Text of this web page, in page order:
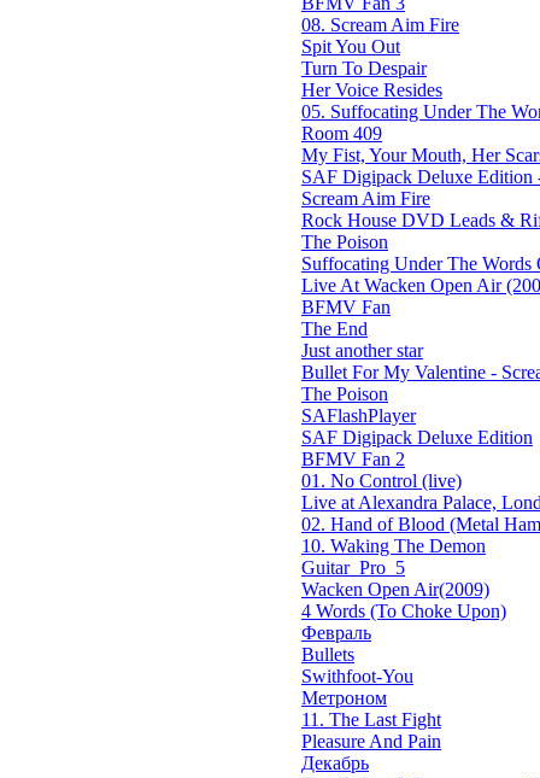
08. Scream Aim Fire
Spit You Out
Turn To Despair
Her Voice Resides
05. Suffocating Under The
Room 409
My Fist, Your Mouth, Her
SAF Digipack Deluxe Edition
Scream Aim Fire
Rock House DVD Leads &
The Poison
Suffocating Under The Words
Live At Wacken Open Air
BFMV Fan
The End
Just another star
Bullet For My Valentine -
The Poison
SAFlashPlayer
SAF Digipack Deluxe Edition
BFMV Fan 2
01. No Control (live)
Live at Alexandra Palace,
02. Hand of Blood (Metal
10. Waking The Demon
Guitar_Pro_5
Wacken Open Air(2009)
4 Words (To Choke Upon)
Февраль
Bullets
Swithfoot-You
Метроном
11. The Last Fight
Pleasure And Pain
Декабрь